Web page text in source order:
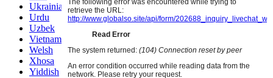
Ukrainian
Urdu
Uzbek
Vietnamese
Welsh
Xhosa
Yiddish